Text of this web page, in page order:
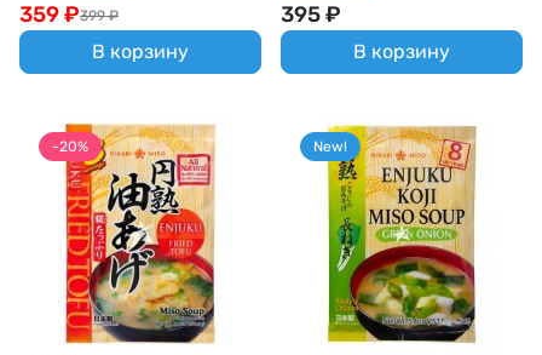
399 ₽
359₽
В корзину
395₽
В корзину
-20% New!